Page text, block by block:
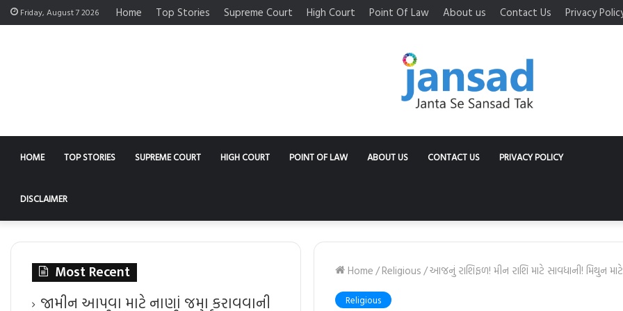
Friday, August 7 2026 Home Top Stories Supreme Court High Court Point Of Law About us Contact Us Privacy
HOME TOP STORIES SUPREME COURT HIGH COURT POINT OF LAW ABOUT US CONTACT US PRIVACY POLICY
DISCLAIMER
Home/Religious/આજનું રાશિફળ! મીન રાશિ માટે સાવધાની! મિથુન
Religious
Most Recent
જામીન આપવા માટે નાણાં જમા કરાવવાની